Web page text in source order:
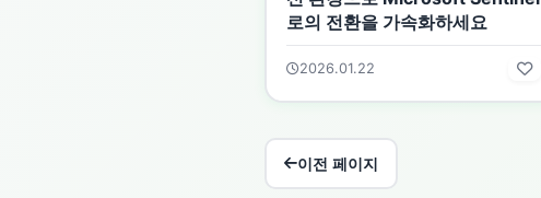
로의 전환을 가속화하세요
2026.01.22
이전 페이지